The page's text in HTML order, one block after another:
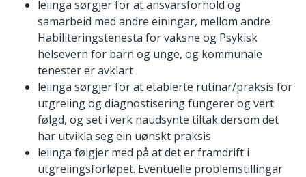
leiinga sørgjer for at ansvarsforhold og
samarbeid med andre einingar, mellom andre
Habiliteringstenesta for vaksne og Psykisk
helsevern for barn og unge, og kommunale
tenester er avklart
leiinga sørgjer for at etablerte rutinar/praksis for
utgreiing og diagnostisering fungerer og vert
følgd, og set i verk naudsynte tiltak dersom det
har utvikla seg ein uønskt praksis
leiinga følgjer med på at det er framdrift i
utgreiingsforløpet. Eventuelle problemstillingar